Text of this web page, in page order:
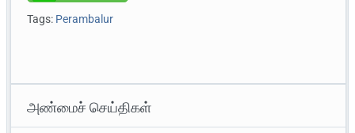
Tags: Perambalur
அண்மைச் செய்திகள்